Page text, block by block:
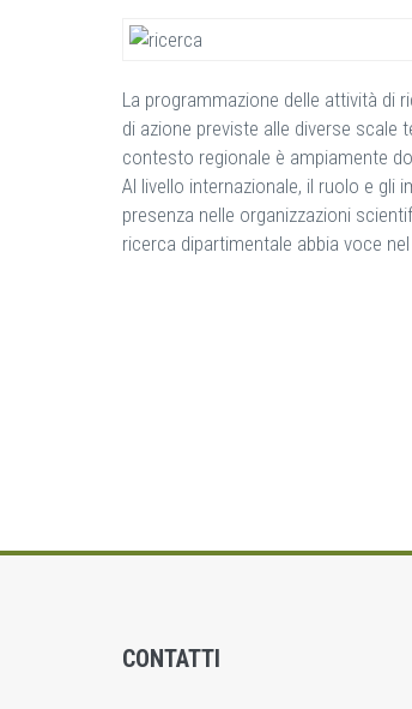
La programmazione delle attività di
di azione previste alle diverse scale
contesto regionale è ampiamente
Al livello internazionale, il ruolo e gli
presenza nelle organizzazioni
ricerca dipartimentale abbia voce
CONTATTI